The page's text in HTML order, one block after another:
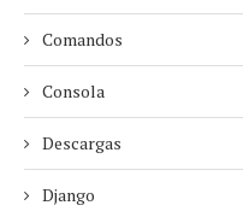
Comandos
Consola
Descargas
Django